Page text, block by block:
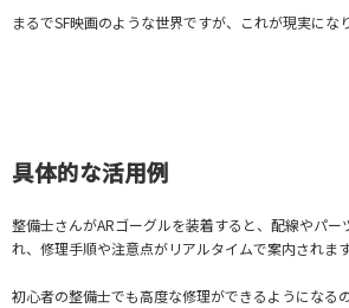
まるでSF映画のような世界ですが、これが現実にな
具体的な活用例
整備士さんがARゴーグルを装着すると、配線やパー
れ、修理手順や注意点がリアルタイムで案内されます
初心者の整備士でも高度な修理ができるようになる